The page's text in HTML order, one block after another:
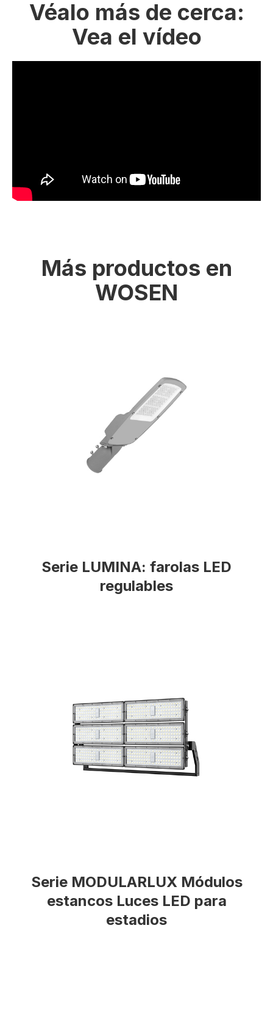
Véalo más de cerca:
Vea el vídeo
Más productos en
WOSEN
Serie LUMINA: farolas LED
regulables
Serie MODULARLUX Módulos
estancos Luces LED para
estadios